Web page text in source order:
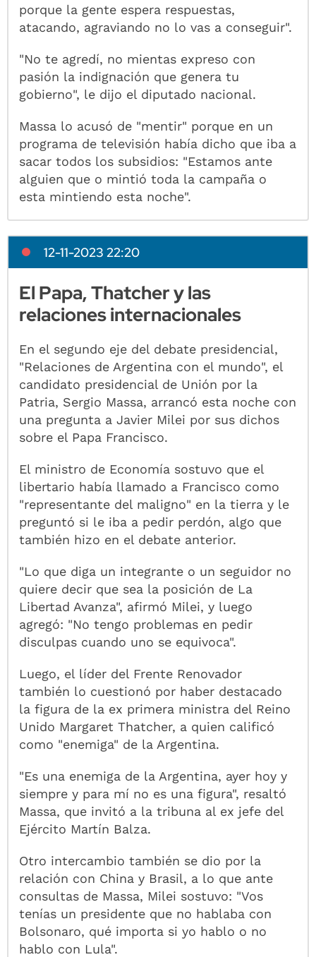
porque la gente espera respuestas,
atacando, agraviando no lo vas a conseguir".
"No te agredí, no mientas expreso con
pasión la indignación que genera tu
gobierno", le dijo el diputado nacional.
Massa lo acusó de "mentir" porque en un
programa de televisión había dicho que iba a
sacar todos los subsidios: "Estamos ante
alguien que o mintió toda la campaña o
esta mintiendo esta noche".
12-11-2023 22:20
El Papa, Thatcher y las
relaciones internacionales
En el segundo eje del debate presidencial,
"Relaciones de Argentina con el mundo", el
candidato presidencial de Unión por la
Patria, Sergio Massa, arrancó esta noche con
una pregunta a Javier Milei por sus dichos
sobre el Papa Francisco.
El ministro de Economía sostuvo que el
libertario había llamado a Francisco como
"representante del maligno" en la tierra y le
preguntó si le iba a pedir perdón, algo que
también hizo en el debate anterior.
"Lo que diga un integrante o un seguidor no
quiere decir que sea la posición de La
Libertad Avanza", afirmó Milei, y luego
agregó: "No tengo problemas en pedir
disculpas cuando uno se equivoca".
Luego, el líder del Frente Renovador
también lo cuestionó por haber destacado
la figura de la ex primera ministra del Reino
Unido Margaret Thatcher, a quien calificó
como "enemiga" de la Argentina.
"Es una enemiga de la Argentina, ayer hoy y
siempre y para mí no es una figura", resaltó
Massa, que invitó a la tribuna al ex jefe del
Ejército Martín Balza.
Otro intercambio también se dio por la
relación con China y Brasil, a lo que ante
consultas de Massa, Milei sostuvo: "Vos
tenías un presidente que no hablaba con
Bolsonaro, qué importa si yo hablo o no
hablo con Lula".